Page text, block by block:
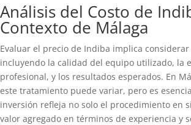
Análisis del Costo de
Contexto de Málaga
Evaluar el precio de Indiba implica
incluyendo la calidad del equipo utilizado, la
profesional, y los resultados esperados. En
este tratamiento puede variar, pero es
inversión refleja no solo el procedimiento en
valor agregado en términos de experiencia y